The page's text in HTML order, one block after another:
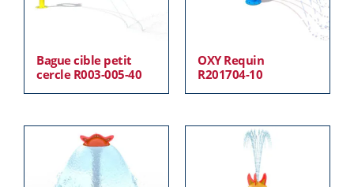
Bague cible petit
cercle R003-005-40
OXY Requin
R201704-10